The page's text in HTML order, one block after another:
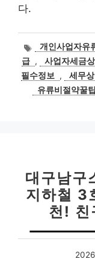
다.
태개인사업자유
급 , 사업자세금
필수정보
, 세무
유류비절약꿀팁
대구남구
지하철 3
천! 친